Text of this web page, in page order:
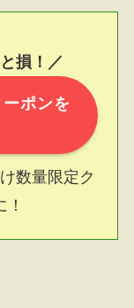
損！／
ポンを
数量限定ク